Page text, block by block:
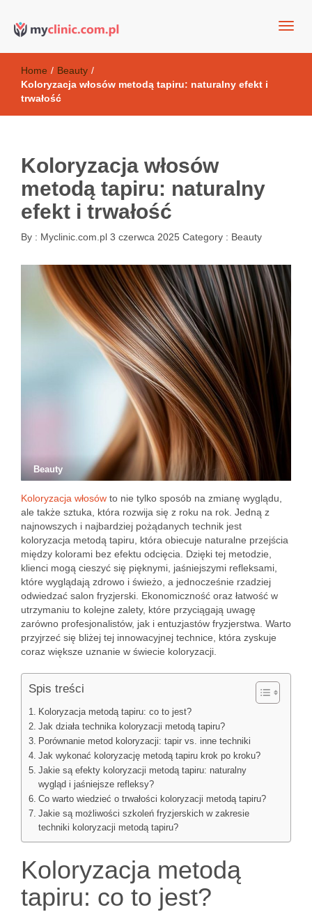
Kosmetyki antyoksydacyjne
Home / Beauty /
Koloryzacja włosów metodą tapiru: naturalny efekt i
trwałość
Koloryzacja włosów
metodą tapiru: naturalny
efekt i trwałość
By : Myclinic.com.pl 3 czerwca 2025 Category : Beauty
Beauty
Koloryzacja włosów to nie tylko sposób na zmianę wyglądu,
ale także sztuka, która rozwija się z roku na rok. Jedną z
najnowszych i najbardziej pożądanych technik jest
koloryzacja metodą tapiru, która obiecuje naturalne przejścia
między kolorami bez efektu odcięcia. Dzięki tej metodzie,
klienci mogą cieszyć się pięknymi, jaśniejszymi refleksami,
które wyglądają zdrowo i świeżo, a jednocześnie rzadziej
odwiedzać salon fryzjerski. Ekonomiczność oraz łatwość w
utrzymaniu to kolejne zalety, które przyciągają uwagę
zarówno profesjonalistów, jak i entuzjastów fryzjerstwa. Warto
przyjrzeć się bliżej tej innowacyjnej technice, która zyskuje
coraz większe uznanie w świecie koloryzacji.
Spis treści
Koloryzacja metodą tapiru: co to jest?
Jak działa technika koloryzacji metodą tapiru?
Porównanie metod koloryzacji: tapir vs. inne techniki
Jak wykonać koloryzację metodą tapiru krok po kroku?
Jakie są efekty koloryzacji metodą tapiru: naturalny
wygląd i jaśniejsze refleksy?
Co warto wiedzieć o trwałości koloryzacji metodą tapiru?
Jakie są możliwości szkoleń fryzjerskich w zakresie
techniki koloryzacji metodą tapiru?
Koloryzacja metodą
tapiru: co to jest?